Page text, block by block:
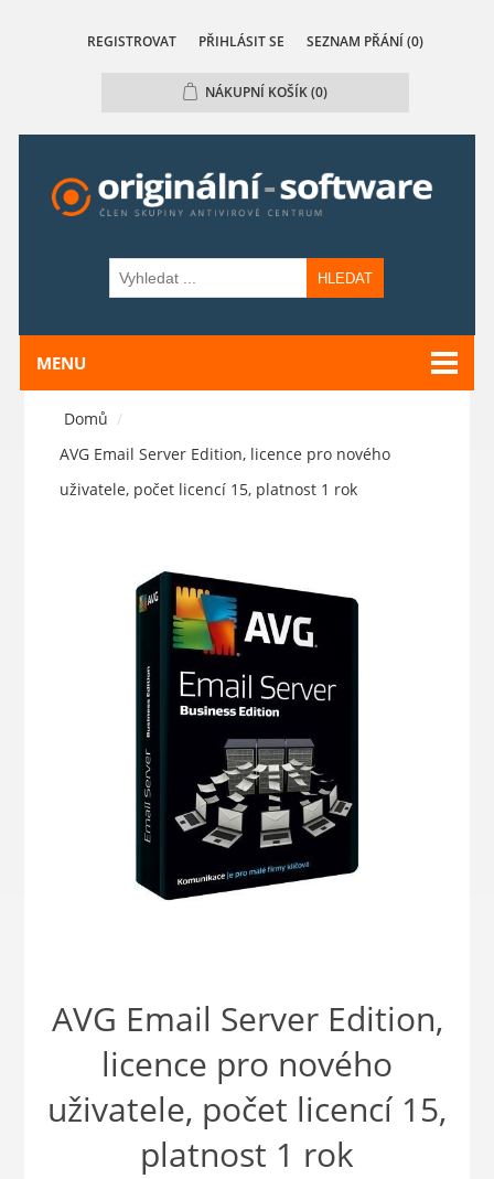
REGISTROVAT PŘIHLÁSIT SE SEZNAM PŘÁNÍ (0)
NÁKUPNÍ KOŠÍK(0)
HLEDAT
MENU
Domů /
AVG Email Server Edition, licence pro nového
uživatele, počet licencí 15, platnost 1 rok
AVG Email Server Edition,
licence pro nového
uživatele, počet licencí 15,
platnost 1 rok